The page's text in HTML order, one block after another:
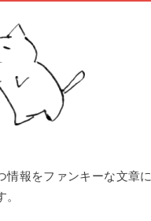
情報をファンキーな文章に